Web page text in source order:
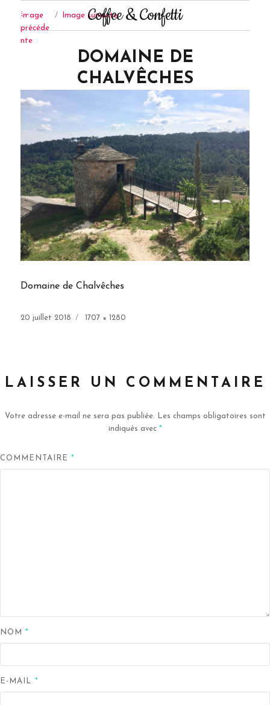
Coffee & Confetti
Image
précéde
nte
Image suivante
DOMAINE DE
CHALVÊCHES
Domaine de Chalvêches
Publié
20 juillet 2018
Taille
1707 × 1280
LAISSER UN COMMENTAIRE
Votre adresse e-mail ne sera pas publiée.
Les champs obligatoires sont
indiqués avec *
COMMENTAIRE *
NOM *
E-MAIL *